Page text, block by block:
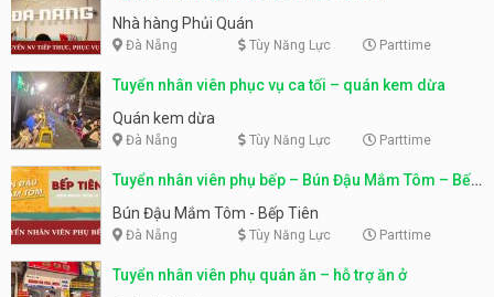
Nhà hàng Phủi Quán
Đà Nẵng Tùy Năng Lực Parttime
Tuyển nhân viên phục vụ ca tối – quán kem dừa
Quán kem dừa
Đà Nẵng Tùy Năng Lực Parttime
Tuyển nhân viên phụ bếp – Bún Đậu Mắm Tôm – Bếp
Tiên
Bún Đậu Mắm Tôm - Bếp Tiên
Đà Nẵng Tùy Năng Lực Parttime
Tuyển nhân viên phụ quán ăn – hỗ trợ ăn ở